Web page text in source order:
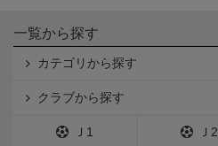
一覧から探す
カテゴリから探す
クラブから探す
Ｊ1 Ｊ2